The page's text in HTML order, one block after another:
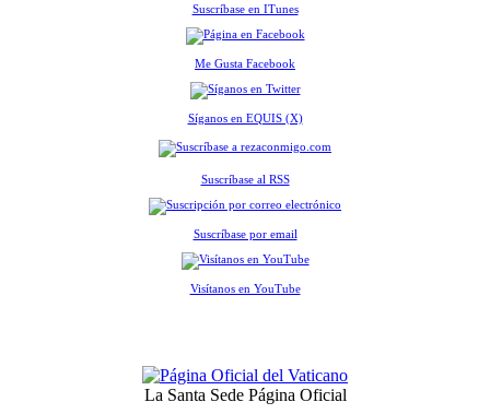
Suscríbase en ITunes
Me Gusta Facebook
Síganos en EQUIS (X)
Suscríbase al RSS
Suscríbase por email
Visítanos en YouTube
La Santa Sede Página Oficial